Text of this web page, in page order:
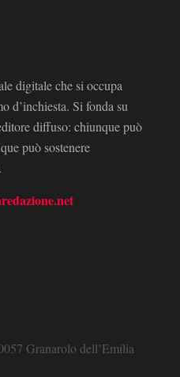
digitale che si occupa
d’inchiesta. Si fonda su
diffuso: chiunque può
può sostenere
Granarolo dell’Emilia